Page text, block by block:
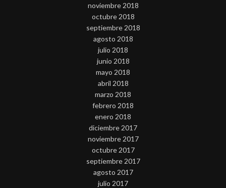
noviembre 2018
octubre 2018
septiembre 2018
agosto 2018
julio 2018
junio 2018
mayo 2018
abril 2018
marzo 2018
febrero 2018
enero 2018
diciembre 2017
noviembre 2017
octubre 2017
septiembre 2017
agosto 2017
julio 2017